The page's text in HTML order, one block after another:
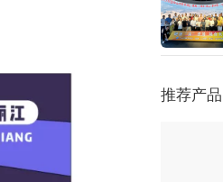
推荐产品